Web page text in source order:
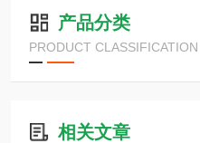
产品分类
PRODUCT CLASSIFICATION
相关文章